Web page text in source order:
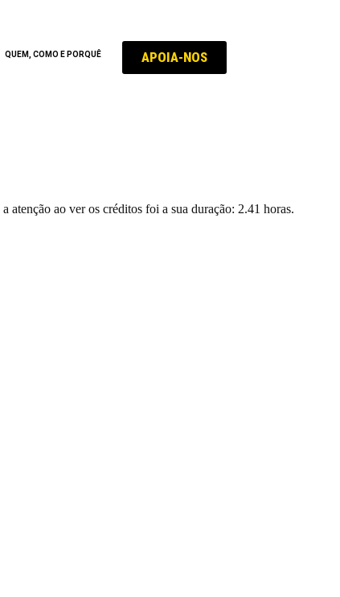
QUEM, COMO E PORQUÊ APOIA-NOS
ao ver os créditos foi a sua duração: 2.41 horas.